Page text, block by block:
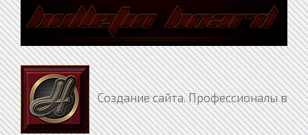
Создание сайта. Профессионалы в